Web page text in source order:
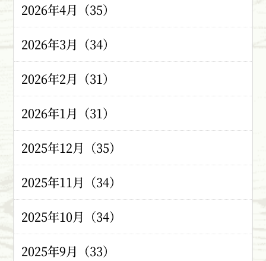
2026年4月（35）
2026年3月（34）
2026年2月（31）
2026年1月（31）
2025年12月（35）
2025年11月（34）
2025年10月（34）
2025年9月（33）